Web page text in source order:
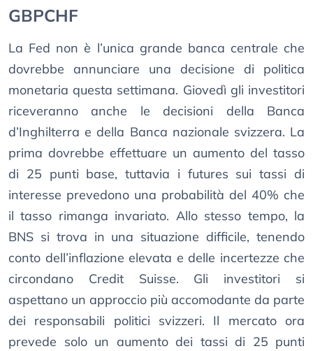
GBPCHF
La Fed non è l’unica grande banca centrale che
dovrebbe annunciare una decisione di politica
monetaria questa settimana. Giovedì gli investitori
riceveranno anche le decisioni della Banca
d’Inghilterra e della Banca nazionale svizzera. La
prima dovrebbe effettuare un aumento del tasso
di 25 punti base, tuttavia i futures sui tassi di
interesse prevedono una probabilità del 40% che
il tasso rimanga invariato. Allo stesso tempo, la
BNS si trova in una situazione difficile, tenendo
conto dell’inflazione elevata e delle incertezze che
circondano Credit Suisse. Gli investitori si
aspettano un approccio più accomodante da parte
dei responsabili politici svizzeri. Il mercato ora
prevede solo un aumento dei tassi di 25 punti